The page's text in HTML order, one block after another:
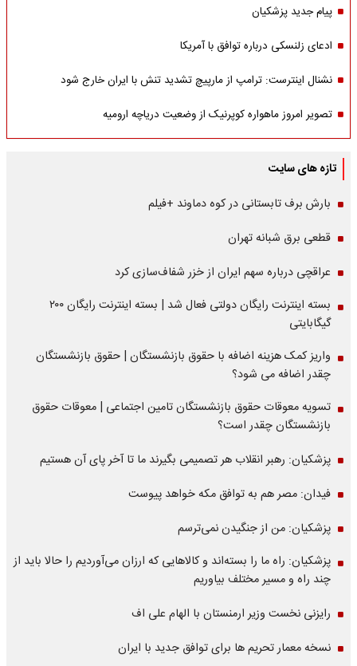
پیام جدید پزشکیان
ادعای زلنسکی درباره توافق با آمریکا
نشنال اینترست: ترامپ از مارپیچ تشدید تنش با ایران خارج شود
تصویر امروز ماهواره کوپرنیک از وضعیت دریاچه ارومیه
تازه های سایت
بارش برف تابستانی در کوه دماوند +فیلم
قطعی برق شبانه تهران
عراقچی درباره سهم ایران از خزر شفاف‌سازی کرد
بسته اینترنت رایگان دولتی فعال شد | بسته اینترنت رایگان ۲۰۰
گیگابایتی
واریز کمک هزینه اضافه با حقوق بازنشستگان | حقوق بازنشستگان
چقدر اضافه می شود؟
تسویه معوقات حقوق بازنشستگان تامین اجتماعی | معوقات حقوق
بازنشستگان چقدر است؟
پزشکیان: رهبر انقلاب هر تصمیمی بگیرند ما تا آخر پای آن هستیم
فیدان: مصر هم به توافق مکه خواهد پیوست
پزشکیان: من از جنگیدن نمی‌ترسم
پزشکیان: راه ما را بسته‌اند و کالاهایی که ارزان می‌آوردیم را حالا باید از
چند راه و مسیر مختلف بیاوریم
رایزنی نخست وزیر ارمنستان با الهام علی اف
نسخه معمار تحریم ها برای توافق جدید با ایران